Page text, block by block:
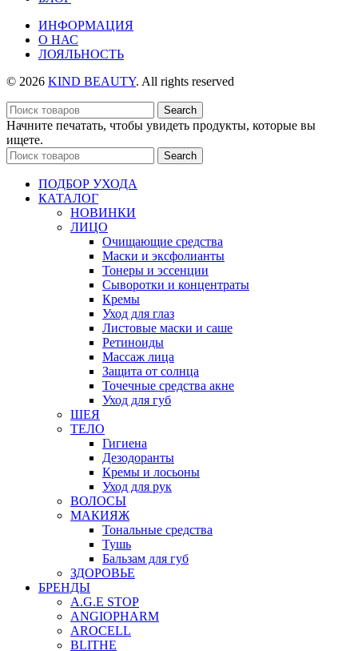
ИНФОРМАЦИЯ
О НАС
ЛОЯЛЬНОСТЬ
© 2026 KIND BEAUTY. All rights reserved
Search
Начните печатать, чтобы увидеть продукты, которые вы
ищете.
Search
ПОДБОР УХОДА
КАТАЛОГ
НОВИНКИ
ЛИЦО
Очищающие средства
Маски и эксфолианты
Тонеры и эссенции
Сыворотки и концентраты
Кремы
Уход для глаз
Листовые маски и саше
Ретиноиды
Массаж лица
Защита от солнца
Точечные средства акне
Уход для губ
ШЕЯ
ТЕЛО
Гигиена
Дезодоранты
Кремы и лосьоны
Уход для рук
ВОЛОСЫ
МАКИЯЖ
Тональные средства
Тушь
Бальзам для губ
ЗДОРОВЬЕ
БРЕНДЫ
A.G.E STOP
ANGIOPHARM
AROCELL
BLITHE